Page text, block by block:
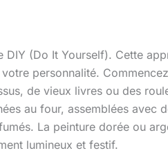
(Do It Yourself). Cette
personnalité.
de vieux livres ou des
au four, assemblées
La peinture dorée ou
lumineux et festif.